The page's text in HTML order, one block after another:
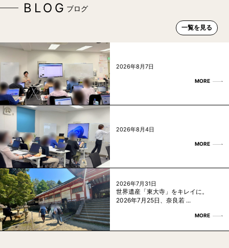
BLOG ブログ
一覧を見る
2026年8月7日
MORE
2026年8月4日
MORE
2026年7月31日
世界遺産「東大寺」をキレイに。
2026年7月25日、奈良若 ...
MORE